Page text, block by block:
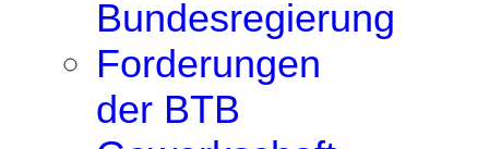
Bundesregierung
Forderungen
der BTB